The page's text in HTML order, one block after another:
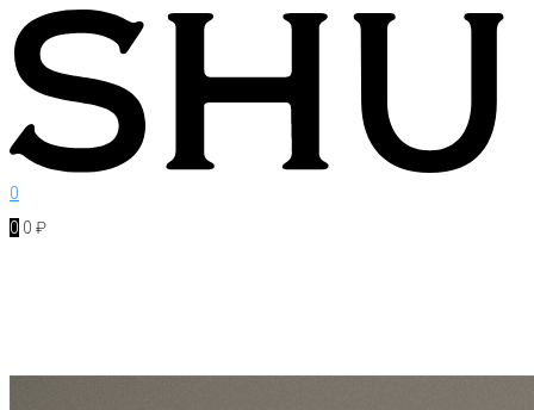
Перейти
к
контенту
0
0 0 ₽